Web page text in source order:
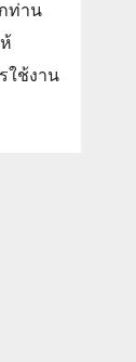
ท่าน
ใช้งาน